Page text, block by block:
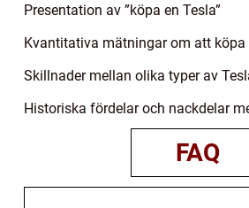
Presentation av ”köpa en Tesla”
Kvantitativa mätningar om att köpa
Skillnader mellan olika typer av
Historiska fördelar och nackdelar
FAQ